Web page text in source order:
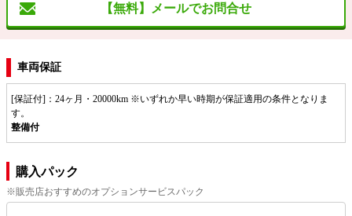
【無料】メールでお問合せ
車両保証
[保証付]：24ヶ月・20000km ※いずれか早い時期が保証適用の条件となりま
す。
整備付
購入パック
※販売店おすすめのオプションサービスパック